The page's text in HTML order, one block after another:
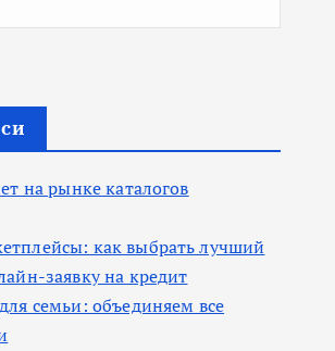
на рынке каталогов
как выбрать лучший
заявку на кредит
семьи: объединяем все